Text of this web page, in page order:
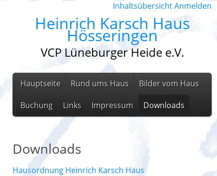
InhaltsübersichtAnmelden
Heinrich Karsch Haus
Hösseringen
VCP Lüneburger Heide e.V.
Hauptseite Rund ums Haus Bilder vom Haus
Buchung Links Impressum Downloads
Downloads
Hausordnung Heinrich Karsch Haus